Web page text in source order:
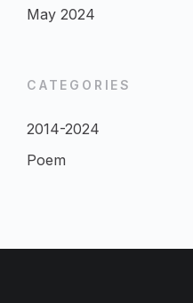
May 2024
CATEGORIES
2014-2024
Poem